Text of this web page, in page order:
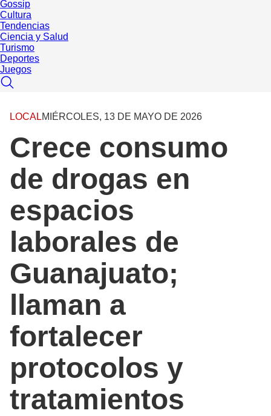
Gossip
Cultura
Tendencias
Ciencia y Salud
Turismo
Deportes
Juegos
LOCALMIÉRCOLES, 13 DE MAYO DE 2026
Crece consumo
de drogas en
espacios
laborales de
Guanajuato;
llaman a
fortalecer
protocolos y
tratamientos